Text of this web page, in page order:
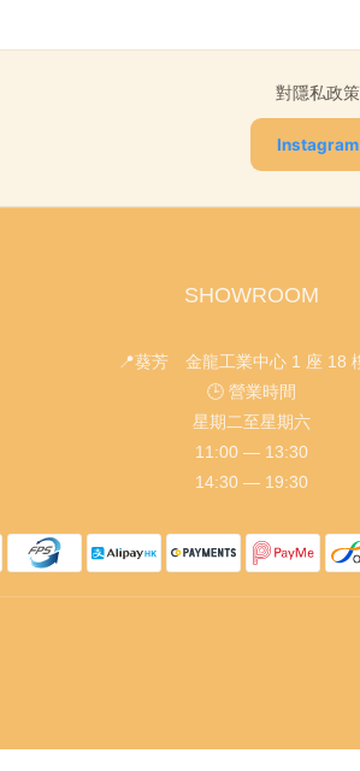
對隱私政
Instagram
SHOWROOM
📍葵芳 金龍工業中心 1 座 18
🕒 營業時間
星期二至星期六
11:00 — 13:30
14:30 — 19:30